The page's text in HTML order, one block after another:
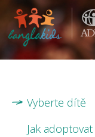
Vyberte dítě
Jak adoptovat